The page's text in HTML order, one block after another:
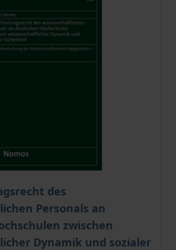
des
Personals an
zwischen
Dynamik und sozialer
Titels richtet sich nach der